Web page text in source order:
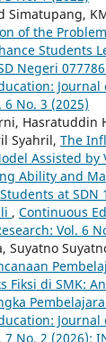
Simatupang,
of the
Students
Negeri
Journal
6 No. 3 (2025)
Hasratuddin
Syahril, The
Assisted by
Ability and
at SDN
, Continuous
Vol. 6
Suyatno
Fiksi di SMK:
Journal
No. 2 (2026):